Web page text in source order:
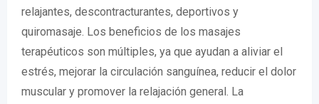
relajantes, descontracturantes, deportivos y
quiromasaje. Los beneficios de los masajes
terapéuticos son múltiples, ya que ayudan a aliviar el
estrés, mejorar la circulación sanguínea, reducir el dolor
muscular y promover la relajación general. La